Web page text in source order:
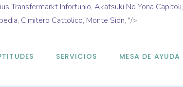
Transfermarkt Infortunio, Akatsuki No Yona Capitoli,
, Cimitero Cattolico, Monte Sion, "/>
SERVICIOS MESA DE AYUDA